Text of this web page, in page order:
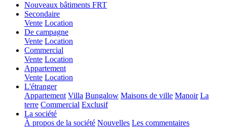
Nouveaux bâtiments FRT
Secondaire
Vente Location
De campagne
Vente Location
Commercial
Vente Location
Appartement
Vente Location
L'étranger
Appartement Villa Bungalow Maisons de ville Manoir La
terre Commercial Exclusif
La société
À propos de la société Nouvelles Les commentaires